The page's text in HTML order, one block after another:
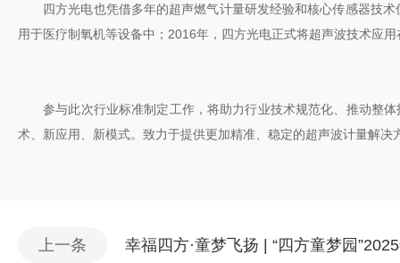
四方光电也凭借多年的超声燃气计量研发经验和核心传感器技术
用于医疗制氧机等设备中；2016年，四方光电正式将超声波技术应
参与此次行业标准制定工作，将助力行业技术规范化、推动整体
术、新应用、新模式。致力于提供更加精准、稳定的超声波计量解决
上一条 幸福四方·童梦飞扬 | “四方童梦园